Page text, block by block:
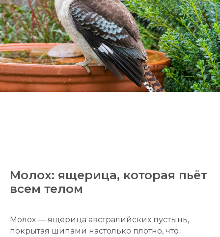
Молох: ящерица, которая пьёт
всем телом
Молох — ящерица австралийских пустынь,
покрытая шипами настолько плотно, что